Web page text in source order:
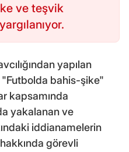
ve teşvik
yapılan
bahis-şike"
kapsamında
yakalanan ve
iddianamelerin
görevli